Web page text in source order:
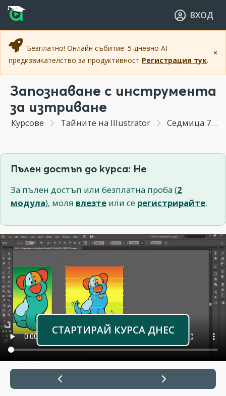
Прескочи към основното съдържание
Прескочи към навигацията
ВХОД
×
Безплатно! Онлайн събитие: 5-дневно AI
предизвикателство за продуктивност Регистрация тук.
Запознаване с инструмента
за изтриване
Курсове Тайните на Illustrator Седмица 7 - Базова работа и особености при създаване на векторно изображение и Blob brush tool
Пълен достъп до курса: Не
За пълен достъп или безплатна проба (2
модула), моля влезте или се регистрирайте.
СТАРТИРАЙ КУРСА ДНЕС